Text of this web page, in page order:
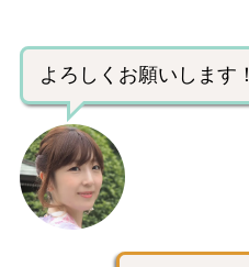
よろしくお願いします！